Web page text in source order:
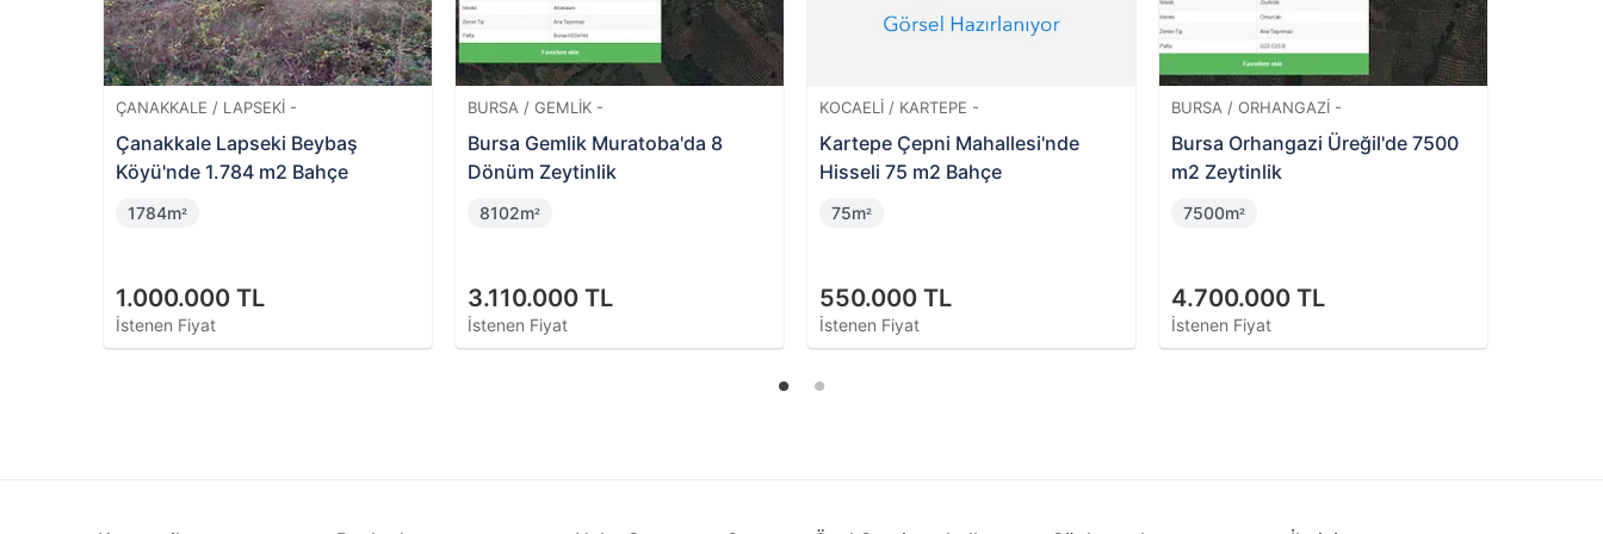
BALIKESIR / İVRINDI -
Balıkesir İvrindi Kurtuluş
Mahallesi'nde Hisseli 14 Dönüm
Tarla
1.985.000 TL
İstenen Fiyat
14522m
TEKIRDAĞ / ERGENE -
Ergene Yeşiltepe Mahallesi'nde
Arsa Payı
1.885.000 TL
İstenen Fiyat
81m²
BURSA / GEMLIK -
Gemlik Adliye Mahallesi'nde
Hisseli Bina ve Arsası
2.600.000 TL
İstenen Fiyat
46m²
BURSA / YILDIRIM -
Bursa Yıldırım Değirmenlikızık'ta
Hisseli 4 Katlı Bina ve Arsası
1.665.000 TL
İstenen Fiyat
92m²